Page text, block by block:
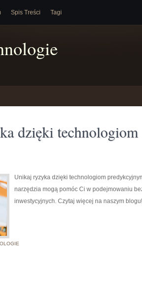
Spis Treści Tagi
dzięki
Unikaj ryzyka dzięki technologiom
narzędzia mogą pomóc Ci w podejmowaniu
inwestycyjnych. Czytaj więcej na naszym blogu!